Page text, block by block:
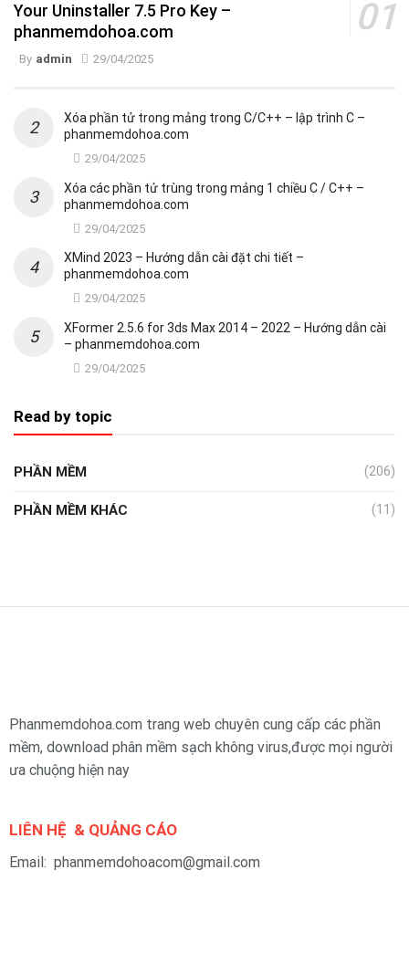
Your Uninstaller 7.5 Pro Key –
phanmemdohoa.com
By admin 29/04/2025
Xóa phần tử trong mảng trong C/C++ – lập trình C –
phanmemdohoa.com
29/04/2025
Xóa các phần tử trùng trong mảng 1 chiều C / C++ –
phanmemdohoa.com
29/04/2025
XMind 2023 – Hướng dẫn cài đặt chi tiết –
phanmemdohoa.com
29/04/2025
XFormer 2.5.6 for 3ds Max 2014 – 2022 – Hướng dẫn cài
– phanmemdohoa.com
29/04/2025
Read by topic
PHẦN MỀM (206)
PHẦN MỀM KHÁC (11)
Phanmemdohoa.com trang web chuyên cung cấp các phần
mềm, download phân mềm sạch không virus,được mọi người
ưa chuộng hiện nay
LIÊN HỆ & QUẢNG CÁO
Email: phanmemdohoacom@gmail.com